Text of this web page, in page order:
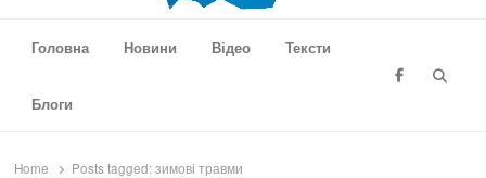
Головна
Новини Відео Тексти
Блоги
Home Posts tagged:зимові травми